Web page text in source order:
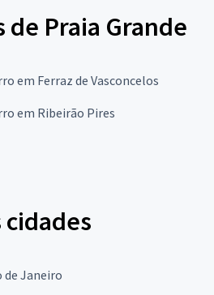
Praia Grande
em Ferraz de Vasconcelos
em Ribeirão Pires
de Janeiro